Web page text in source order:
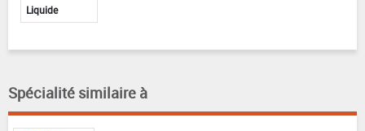
Liquide
Spécialité similaire à